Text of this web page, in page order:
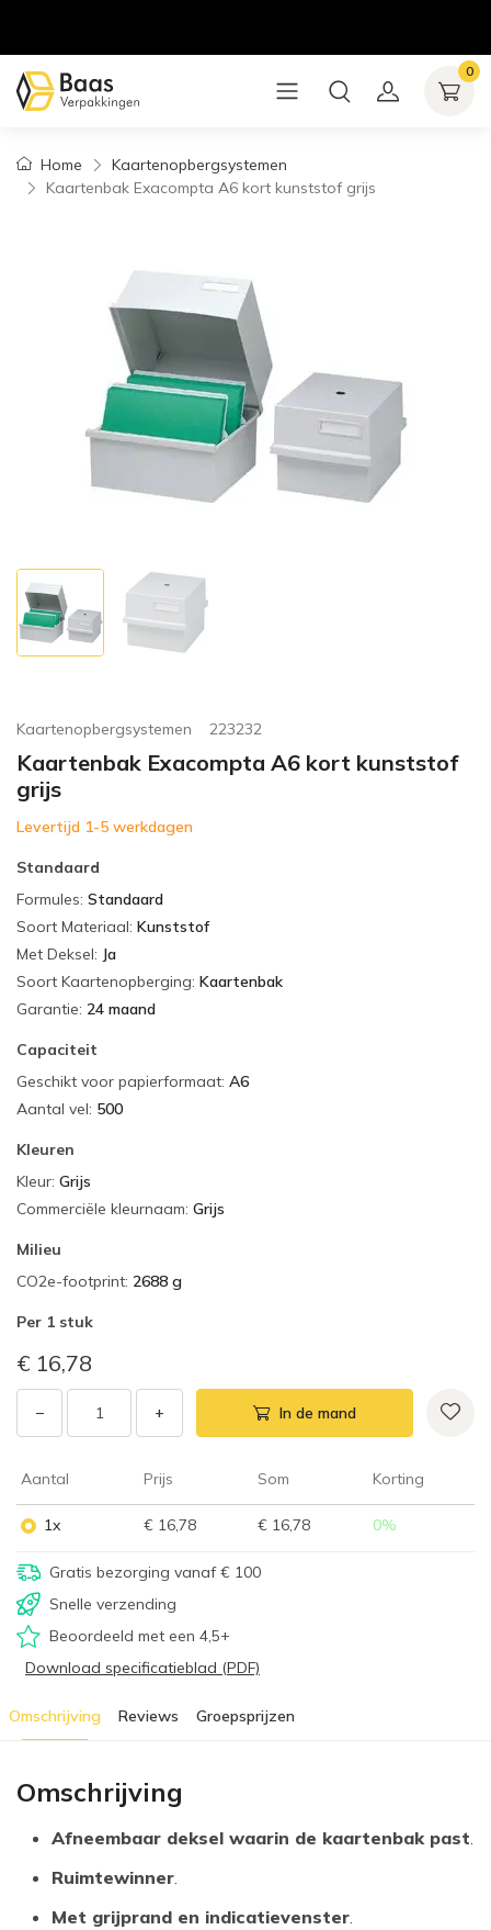
0
Home
Kaartenopbergsystemen
Kaartenbak Exacompta A6 kort kunststof grijs
Kaartenopbergsystemen 223232
Kaartenbak Exacompta A6 kort kunststof
grijs
Levertijd 1-5 werkdagen
Standaard
Formules: Standaard
Soort Materiaal: Kunststof
Met Deksel: Ja
Soort Kaartenopberging: Kaartenbak
Garantie: 24 maand
Capaciteit
Geschikt voor papierformaat: A6
Aantal vel: 500
Kleuren
Kleur: Grijs
Commerciële kleurnaam: Grijs
Milieu
CO2e-footprint: 2688 g
Per 1 stuk
€ 16,78
− + In de mand
Aantal Prijs Som Korting
1x € 16,78 € 16,78 0%
Gratis bezorging vanaf € 100
Snelle verzending
Beoordeeld met een 4,5+
Download specificatieblad (PDF)
Omschrijving Reviews Groepsprijzen
Omschrijving
Afneembaar deksel waarin de kaartenbak past.
Ruimtewinner.
Met grijprand en indicatievenster.